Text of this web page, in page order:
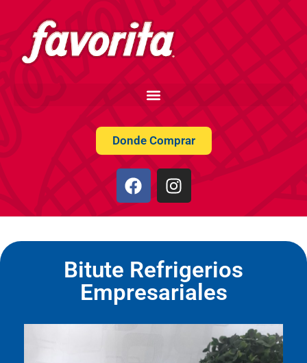
Donde Comprar
Bitute Refrigerios
Empresariales